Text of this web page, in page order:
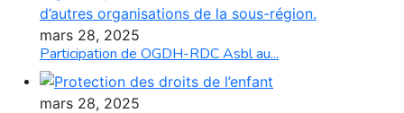
mars 28, 2025
Participation de OGDH-RDC Asbl au...
mars 28, 2025